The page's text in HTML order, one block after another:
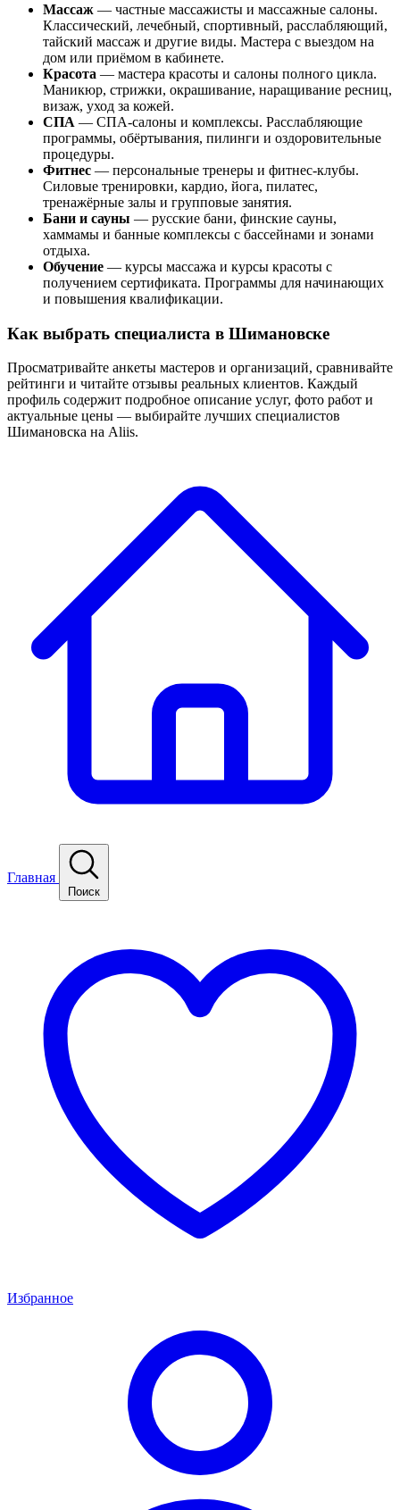
Массаж — частные массажисты и массажные салоны.
Классический, лечебный, спортивный, расслабляющий,
тайский массаж и другие виды. Мастера с выездом на
дом или приёмом в кабинете.
Красота — мастера красоты и салоны полного цикла.
Маникюр, стрижки, окрашивание, наращивание ресниц,
визаж, уход за кожей.
СПА — СПА-салоны и комплексы. Расслабляющие
программы, обёртывания, пилинги и оздоровительные
процедуры.
Фитнес — персональные тренеры и фитнес-клубы.
Силовые тренировки, кардио, йога, пилатес,
тренажёрные залы и групповые занятия.
Бани и сауны — русские бани, финские сауны,
хаммамы и банные комплексы с бассейнами и зонами
отдыха.
Обучение — курсы массажа и курсы красоты с
получением сертификата. Программы для начинающих
и повышения квалификации.
Как выбрать специалиста в Шимановске
Просматривайте анкеты мастеров и организаций, сравнивайте
рейтинги и читайте отзывы реальных клиентов. Каждый
профиль содержит подробное описание услуг, фото работ и
актуальные цены — выбирайте лучших специалистов
Шимановска на Aliis.
Главная
Поиск
Избранное